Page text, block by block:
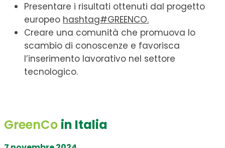
Presentare i risultati ottenuti dal progetto
europeo hashtag#GREENCO.
Creare una comunità che promuova lo
scambio di conoscenze e favorisca
l’inserimento lavorativo nel settore
tecnologico.
GreenCo in Italia